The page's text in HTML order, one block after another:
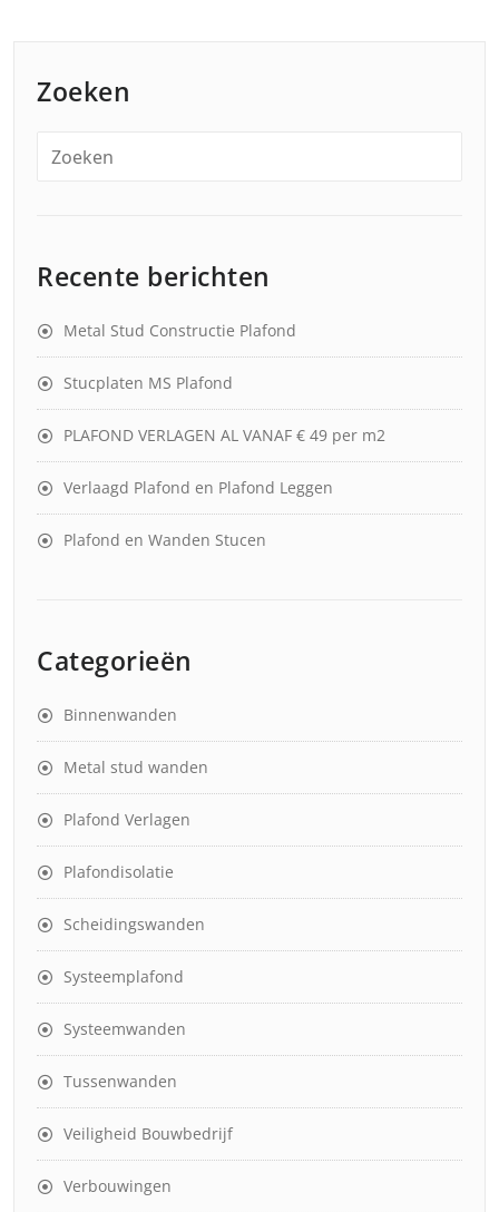
Zoeken
Recente berichten
Metal Stud Constructie Plafond
Stucplaten MS Plafond
PLAFOND VERLAGEN AL VANAF € 49 per m2
Verlaagd Plafond en Plafond Leggen
Plafond en Wanden Stucen
Categorieën
Binnenwanden
Metal stud wanden
Plafond Verlagen
Plafondisolatie
Scheidingswanden
Systeemplafond
Systeemwanden
Tussenwanden
Veiligheid Bouwbedrijf
Verbouwingen